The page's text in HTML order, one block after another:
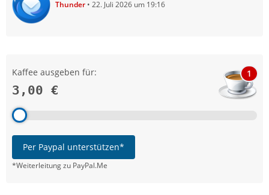
Thunder 22. Juli 2026 um 19:16
Kaffee ausgeben für:
3,00 €
1
Per Paypal unterstützen*
*Weiterleitung zu PayPal.Me